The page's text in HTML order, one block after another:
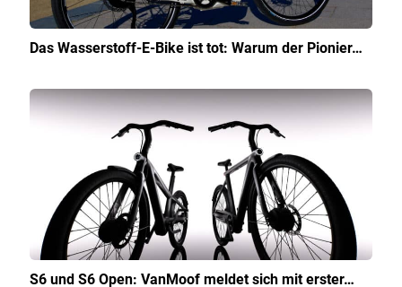
Das Wasserstoff-E-Bike ist tot: Warum der Pionier…
S6 und S6 Open: VanMoof meldet sich mit erster…